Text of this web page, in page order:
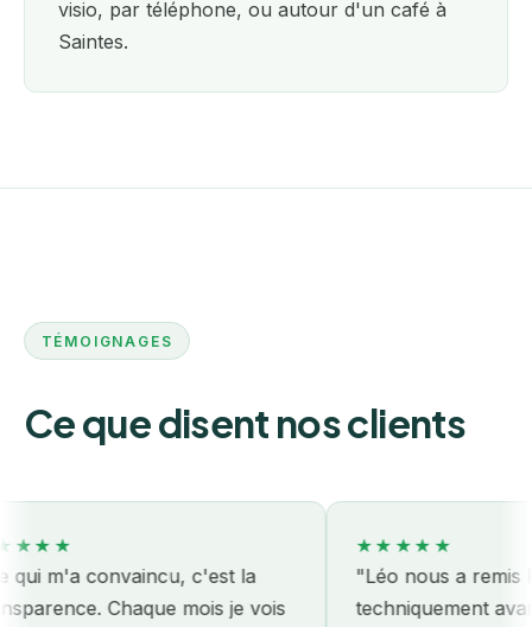
visio, par téléphone, ou autour d'un café à
Saintes.
TÉMOIGNAGES
Ce que disent nos clients
convaincu, c'est la
Chaque mois je vois
★★★★★
"Léo nous a remis le
techniquement avant